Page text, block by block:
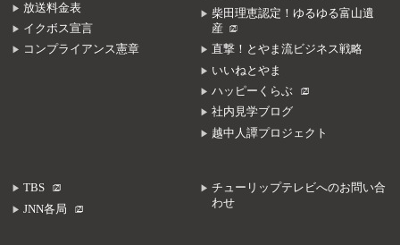
放送料金表
イクボス宣言
コンプライアンス憲章
柴田理恵認定！ゆるゆる富山遺
産
直撃！とやま流ビジネス戦略
いいねとやま
ハッピーくらぶ
社内見学ブログ
越中人譚プロジェクト
TBS
JNN各局
チューリップテレビへのお問い合
わせ